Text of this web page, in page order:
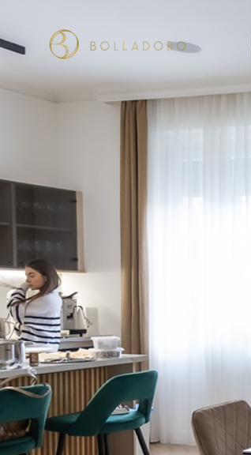
to
content